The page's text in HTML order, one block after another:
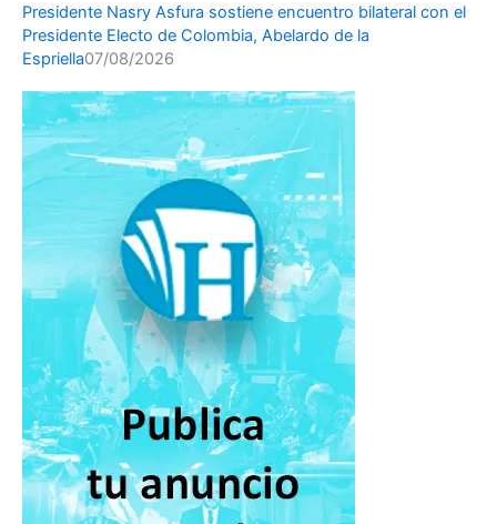
Presidente Nasry Asfura sostiene encuentro bilateral con el
Presidente Electo de Colombia, Abelardo de la
Espriella07/08/2026